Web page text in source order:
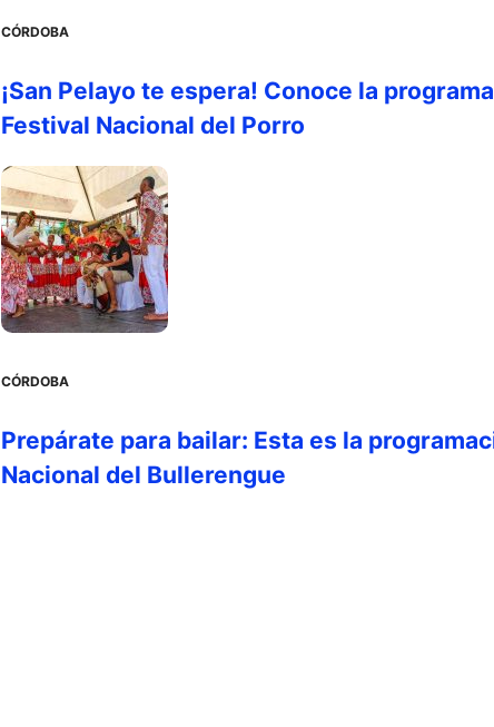
CÓRDOBA
¡San Pelayo te espera! Conoce la
Festival Nacional del Porro
CÓRDOBA
Prepárate para bailar: Esta es la
Nacional del Bullerengue